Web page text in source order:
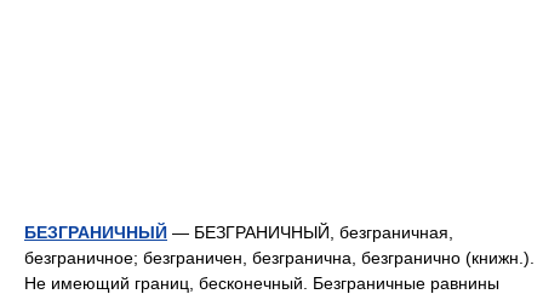
БЕЗГРАНИЧНЫЙ — БЕЗГРАНИЧНЫЙ, безграничная,
безграничное; безграничен, безгранична, безгранично (книжн.).
Не имеющий границ, бесконечный. Безграничные равнины